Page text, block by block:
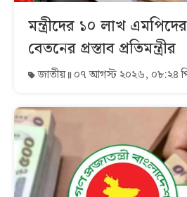
মন্ত্রীদের ১০ লাখ
বেতনের প্রস্তাব প্রতিমন্ত্রীর
জাতীয় ০৭ আগস্ট ২০২৬, ০৮:২৪